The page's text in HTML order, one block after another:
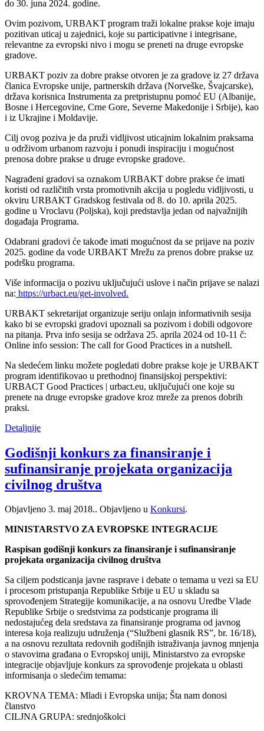
do 30. juna 2024. godine.
Ovim pozivom, URBAKT program traži lokalne prakse koje imaju
pozitivan uticaj u zajednici, koje su participativne i integrisane,
relevantne za evropski nivo i mogu se preneti na druge evropske
gradove.
URBAKT poziv za dobre prakse otvoren je za gradove iz 27 država
članica Evropske unije, partnerskih država (Norveške, Švajcarske),
država korisnica Instrumenta za pretpristupnu pomoć EU (Albanije,
Bosne i Hercegovine, Crne Gore, Severne Makedonije i Srbije), kao
i iz Ukrajine i Moldavije.
Cilj ovog poziva je da pruži vidljivost uticajnim lokalnim praksama
u održivom urbanom razvoju i ponudi inspiraciju i mogućnost
prenosa dobre prakse u druge evropske gradove.
Nagrađeni gradovi sa oznakom URBAKT dobre prakse će imati
koristi od različitih vrsta promotivnih akcija u pogledu vidljivosti, u
okviru URBAKT Gradskog festivala od 8. do 10. aprila 2025.
godine u Vroclavu (Poljska), koji predstavlja jedan od najvažnijih
događaja Programa.
Odabrani gradovi će takođe imati mogućnost da se prijave na poziv
2025. godine da vode URBAKT Mrežu za prenos dobre prakse uz
podršku programa.
Više informacija o pozivu uključujući uslove i način prijave se nalazi
na: https://urbact.eu/get-involved.
URBAKT sekretarijat organizuje seriju onlajn informativnih sesija
kako bi se evropski gradovi upoznali sa pozivom i dobili odgovore
na pitanja. Prva info sesija se održava 25. aprila 2024 od 10-11 č:
Online info session: The call for Good Practices in a nutshell.
Na sledećem linku možete pogledati dobre prakse koje je URBAKT
program identifikovao u prethodnoj finansijskoj perspektivi:
URBACT Good Practices | urbact.eu, uključujući one koje su
prenete na druge evropske gradove kroz mreže za prenos dobrih
praksi.
Detaljnije
Godišnji konkurs za finansiranje i
sufinansiranje projekata organizacija
civilnog društva
Objavljeno 3. maj 2018.. Objavljeno u Konkursi.
MINISTARSTVO ZA EVROPSKE INTEGRACIJE
Raspisan godišnji konkurs za finansiranje i sufinansiranje
projekata organizacija civilnog društva
Sa ciljem podsticanja javne rasprave i debate o temama u vezi sa EU
i procesom pristupanja Republike Srbije u EU u skladu sa
sprovođenjem Strategije komunikacije, a na osnovu Uredbe Vlade
Republike Srbije o sredstvima za podsticanje programa ili
nedostajućeg dela sredstava za finansiranje programa od javnog
interesa koja realizuju udruženja (“Službeni glasnik RS”, br. 16/18),
a na osnovu rezultata redovnih godišnjih istraživanja javnog mnjenja
o stavovima građana o Evropskoj uniji, Ministarstvo za evropske
integracije objavljuje konkurs za sprovođenje projekata u oblasti
informisanja o sledećim temama:
KROVNA TEMA: Mladi i Evropska unija; Šta nam donosi
članstvo
CILJNA GRUPA: srednjoškolci